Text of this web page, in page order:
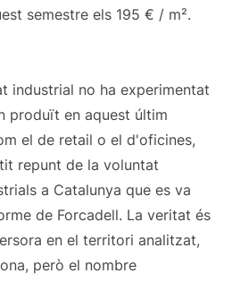
semestre els 195 € / m².
industrial no ha experimentat
produït en aquest últim
el de retail o el d'oficines,
repunt de la voluntat
a Catalunya que es va
de Forcadell. La veritat és
en el territori analitzat,
però el nombre